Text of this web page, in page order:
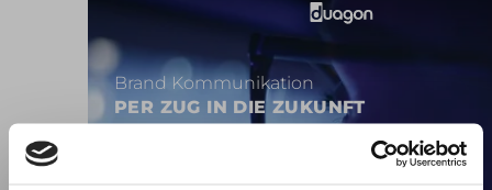
Brand Kommunikation
PER ZUG IN DIE ZUKUNFT